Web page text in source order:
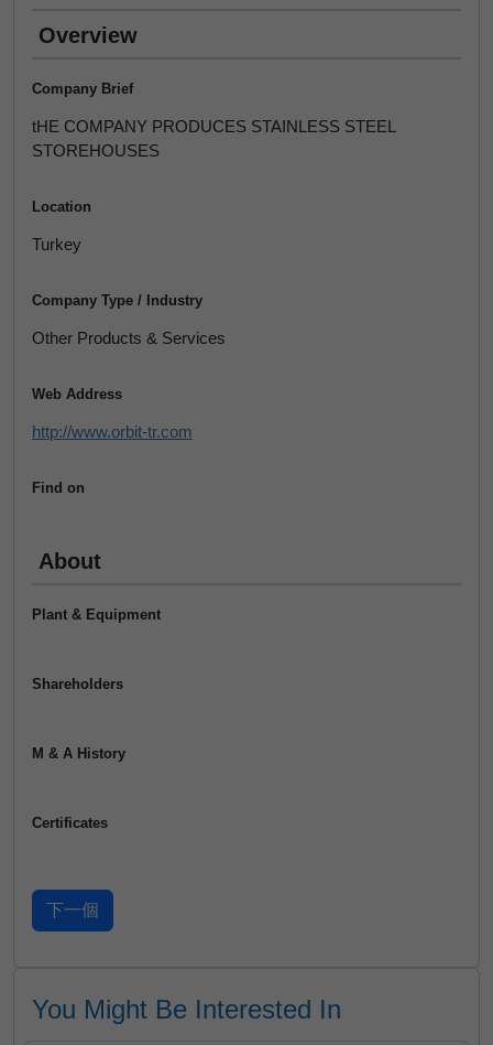
Overview
Company Brief
tHE COMPANY PRODUCES STAINLESS STEEL
STOREHOUSES
Location
Turkey
Company Type / Industry
Other Products & Services
Web Address
http://www.orbit-tr.com
Find on
About
Plant & Equipment
Shareholders
M & A History
Certificates
You Might Be Interested In